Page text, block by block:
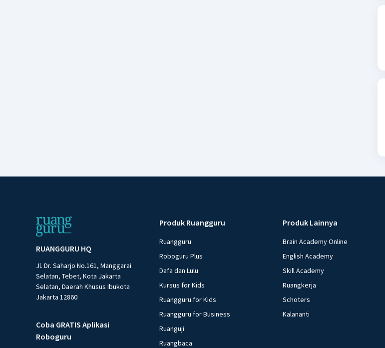
RUANGGURU HQ
Jl. Dr. Saharjo No.161, Manggarai
Selatan, Tebet, Kota Jakarta
Selatan, Daerah Khusus Ibukota
Jakarta 12860
Coba GRATIS Aplikasi
Roboguru
Produk Ruangguru
Ruangguru
Roboguru Plus
Dafa dan Lulu
Kursus for Kids
Ruangguru for Kids
Ruangguru for Business
Ruanguji
Ruangbaca
Produk Lainnya
Brain Academy Online
English Academy
Skill Academy
Ruangkerja
Schoters
Kalananti